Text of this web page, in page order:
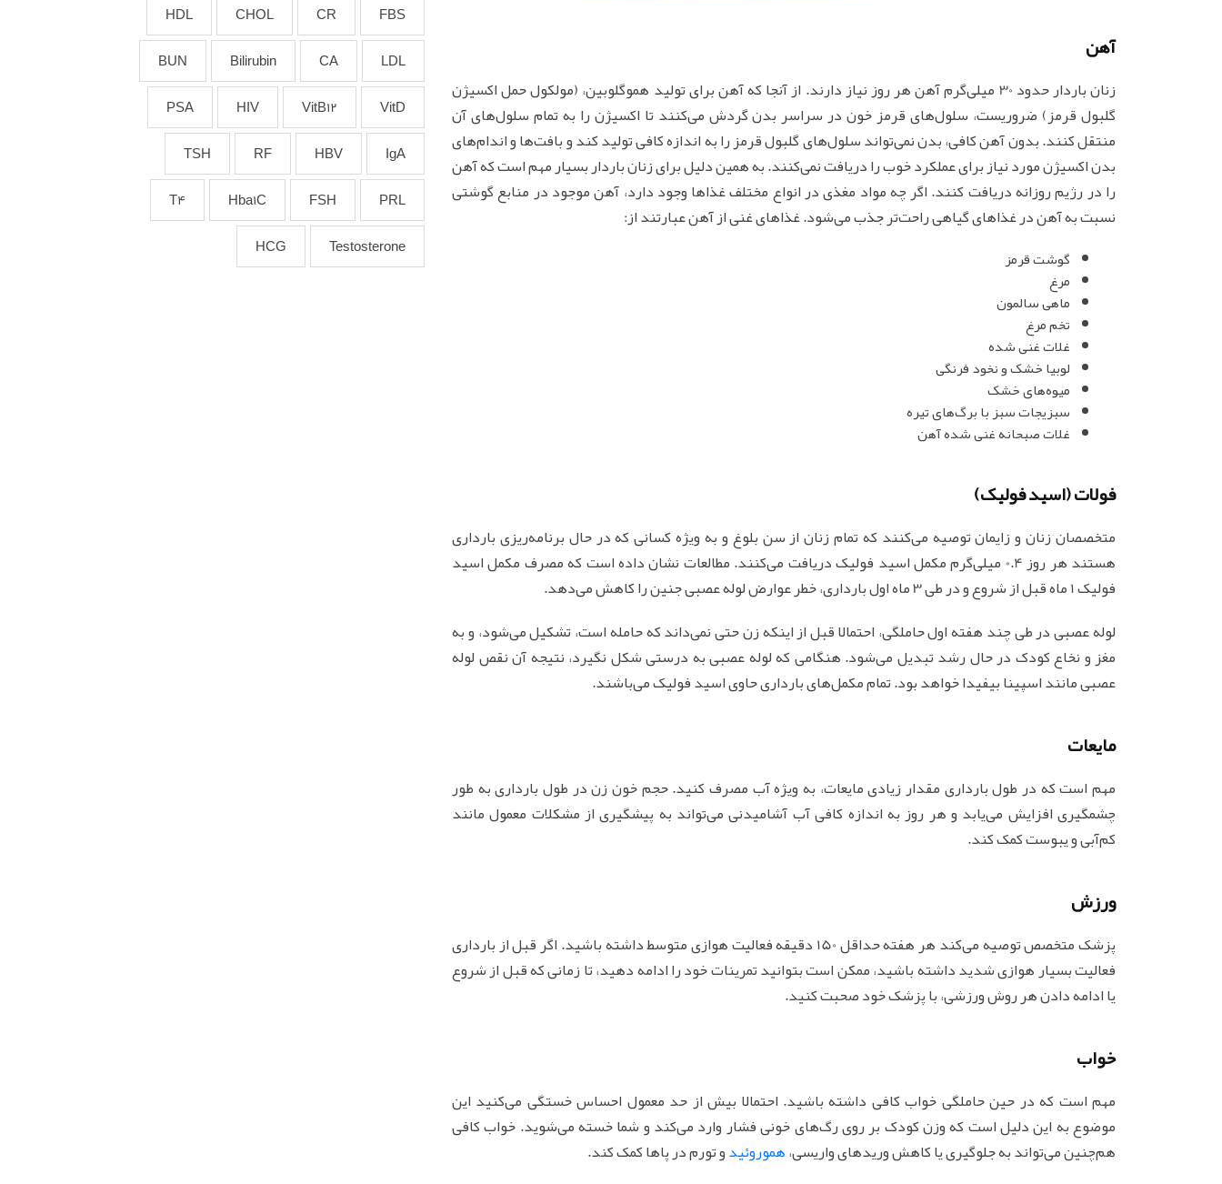
آهن
زنان باردار حدود 30 میلی‌گرم آهن هر روز نیاز دارند. از آنجا که آهن برای تولید هموگلوبین، (مولکول حمل اکسیژن
گلبول قرمز) ضروریست، سلول‌های قرمز خون در سراسر بدن گردش می‌کنند تا اکسیژن را به تمام سلول‌های آن
منتقل کنند. بدون آهن کافی، بدن نمی‌تواند سلول‌های گلبول قرمز را به اندازه کافی تولید کند و بافت‌ها و اندام‌های
بدن اکسیژن مورد نیاز برای عملکرد خوب را دریافت نمی‌کنند. به همین دلیل برای زنان باردار بسیار مهم است که آهن
را در رژیم روزانه دریافت کنند. اگر چه مواد مغذی در انواع مختلف غذاها وجود دارد، آهن موجود در منابع گوشتی
نسبت به آهن در غذاهای گیاهی راحت‌تر جذب می‌شود. غذاهای غنی از آهن عبارتند از:
گوشت قرمز
مرغ
ماهی سالمون
تخم مرغ
غلات غنی شده
لوبیا خشک و نخود فرنگی
میوه‌های خشک
سبزیجات سبز با برگ‌های تیره
غلات صبحانه غنی شده آهن
فولات (اسید فولیک)
متخصصان زنان و زایمان توصیه می‌کنند که تمام زنان از سن بلوغ و به ویژه کسانی که در حال برنامه‌ریزی بارداری
هستند هر روز 0.4 میلی‌گرم مکمل اسید فولیک دریافت می‌کنند. مطالعات نشان داده است که مصرف مکمل اسید
فولیک 1 ماه قبل از شروع و در طی 3 ماه اول بارداری، خطر عوارض لوله عصبی جنین را کاهش می‌دهد.
لوله عصبی در طی چند هفته اول حاملگی، احتمالا قبل از اینکه زن حتی نمی‌داند که حامله است، تشکیل می‌شود، و به
مغز و نخاع کودک در حال رشد تبدیل می‌شود. هنگامی که لوله عصبی به درستی شکل نگیرد، نتیجه آن نقص لوله
عصبی مانند اسپینا بیفیدا خواهد بود. تمام مکمل‌های بارداری حاوی اسید فولیک می‌باشند.
مایعات
مهم است که در طول بارداری مقدار زیادی مایعات، به ویژه آب مصرف کنید. حجم خون زن در طول بارداری به طور
چشمگیری افزایش می‌یابد و هر روز به اندازه کافی آب آشامیدنی می‌تواند به پیشگیری از مشکلات معمول مانند
کم‌آبی و یبوست کمک کند.
ورزش
پزشک متخصص توصیه می‌کند هر هفته حداقل 150 دقیقه فعالیت هوازی متوسط داشته باشید. اگر قبل از بارداری
فعالیت بسیار هوازی شدید داشته باشید، ممکن است بتوانید تمرینات خود را ادامه دهید، تا زمانی که قبل از شروع
یا ادامه دادن هر روش ورزشی، با پزشک خود صحبت کنید.
خواب
مهم است که در حین حاملگی خواب کافی داشته باشید. احتمالا بیش از حد معمول احساس خستگی می‌کنید این
موضوع به این دلیل است که وزن کودک بر روی رگ‌های خونی فشار وارد می‌کند و شما خسته می‌شوید. خواب کافی
هم‌چنین می‌تواند به جلوگیری یا کاهش وریدهای واریسی،هموروئیدو تورم در پاها کمک کند.
FBS
CR
CHOL
HDL
LDL
CA
Bilirubin
BUN
VitD
VitB12
HIV
PSA
IgA
HBV
RF
TSH
PRL
FSH
Hba1C
T4
Testosterone
HCG